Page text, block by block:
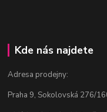
Kde nás najdete
Adresa prodejny:
Praha 9, Sokolovská 276/